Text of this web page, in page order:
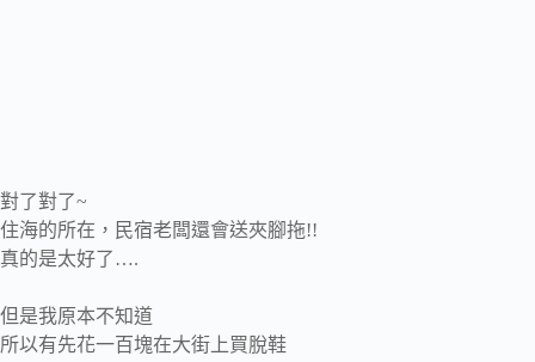
對了對了~
住海的所在，民宿老闆還會送夾腳拖!!
真的是太好了….
但是我原本不知道
所以有先花一百塊在大街上買脫鞋